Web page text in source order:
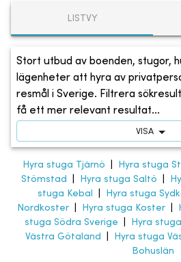
LISTVY
Stort utbud av boenden, stugor,
lägenheter att hyra av
resmål i Sverige. Filtrera
få ett mer relevant resultat...
VISA
Hyra stuga Tjärnö Hyra stuga
Stömstad
Hyra stuga Saltö
stuga Kebal
Hyra stuga
Nordkoster
Hyra stuga Koster
stuga Södra Sverige
Hyra
Västra Götaland
Hyra stuga
Bohuslän